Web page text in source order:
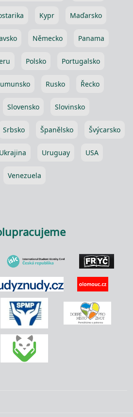
Kypr Maďarsko
Německo Panama
Polsko Portugalsko
Rusko Řecko
Slovensko Slovinsko
Srbsko Španělsko Švýcarsko
Ukrajina Uruguay USA
Venezuela